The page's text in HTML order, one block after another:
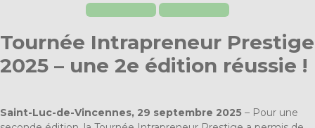
Tournée Intrapreneur Prestige
2025 – une 2e édition réussie !
Saint-Luc-de-Vincennes, 29 septembre 2025 – Pour une